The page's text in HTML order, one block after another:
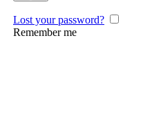
Lost your password?
Remember me